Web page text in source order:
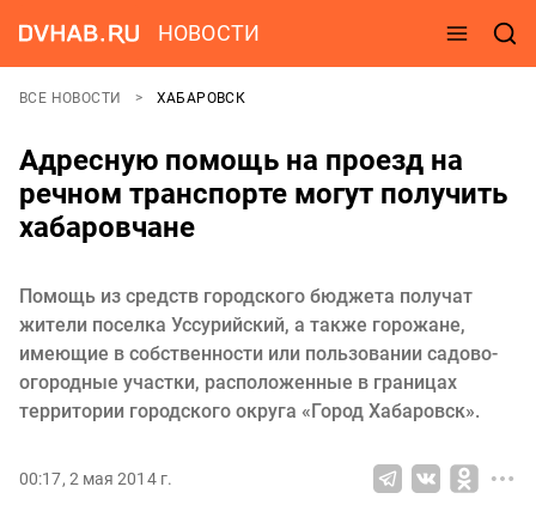
НОВОСТИ
ВСЕ НОВОСТИ ХАБАРОВСК
Адресную помощь на проезд на
речном транспорте могут получить
хабаровчане
Помощь из средств городского бюджета получат
жители поселка Уссурийский, а также горожане,
имеющие в собственности или пользовании садово-
огородные участки, расположенные в границах
территории городского округа «Город Хабаровск».
00:17, 2 мая 2014 г.